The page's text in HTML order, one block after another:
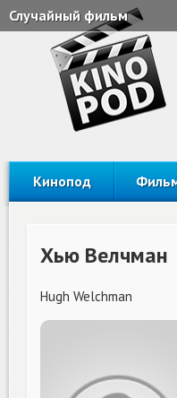
Случайный фильм
Кинопод
Хью Велчман
Hugh Welchman